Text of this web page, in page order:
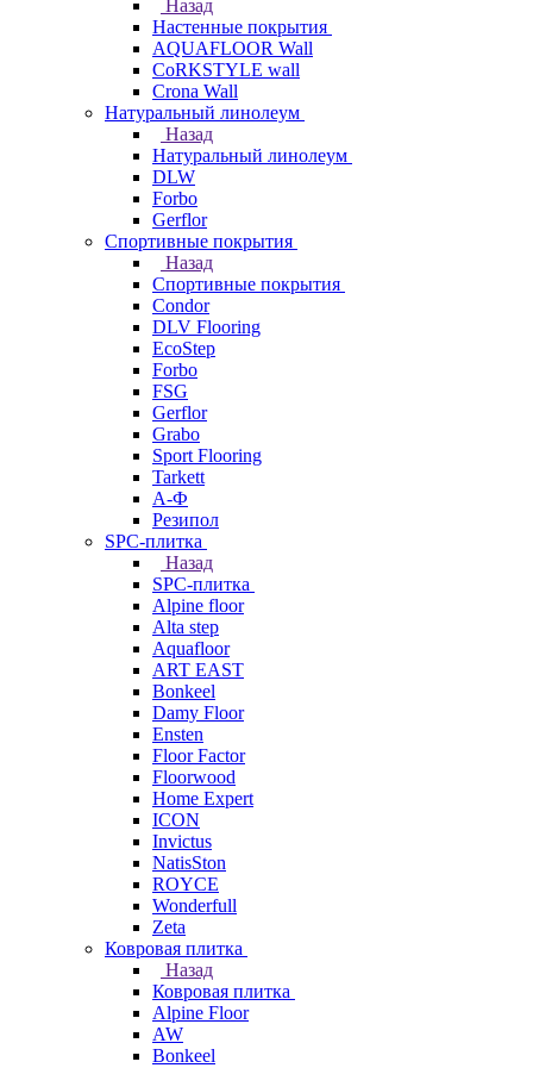
Назад
Настенные покрытия
AQUAFLOOR Wall
CoRKSTYLE wall
Crona Wall
Натуральный линолеум
Назад
Натуральный линолеум
DLW
Forbo
Gerflor
Спортивные покрытия
Назад
Спортивные покрытия
Condor
DLV Flooring
EcoStep
Forbo
FSG
Gerflor
Grabo
Sport Flooring
Tarkett
А-Ф
Резипол
SPC-плитка
Назад
SPC-плитка
Alpine floor
Alta step
Aquafloor
ART EAST
Bonkeel
Damy Floor
Ensten
Floor Factor
Floorwood
Home Expert
ICON
Invictus
NatisSton
ROYCE
Wonderfull
Zeta
Ковровая плитка
Назад
Ковровая плитка
Alpine Floor
AW
Bonkeel